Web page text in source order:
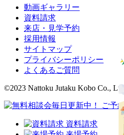
動画ギャラリー
資料請求
来店・見学予約
採用情報
サイトマップ
プライバシーポリシー
よくあるご質問
©2023 Nattoku Jutaku Kobo Co., Ltd.
資料請求